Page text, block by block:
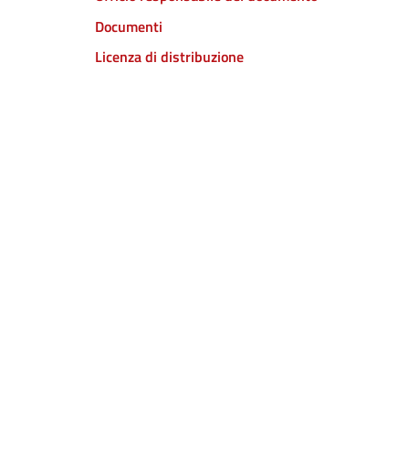
Documenti
Licenza di distribuzione